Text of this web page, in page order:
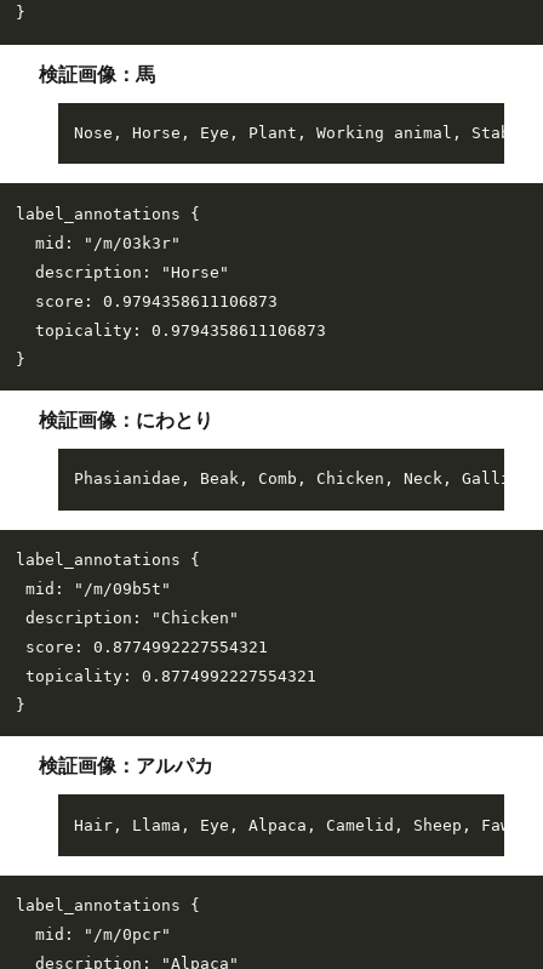
検証画像：馬
label_annotations {
  mid: "/m/03k3r"
  description: "Horse"
  score: 0.9794358611106873
  topicality: 0.9794358611106873
検証画像：にわとり
label_annotations {
mid: "/m/09b5t"
description: "Chicken"
score: 0.8774992227554321
topicality: 0.8774992227554321
検証画像：アルパカ
label_annotations {
  mid: "/m/0pcr"
  description: "Alpaca"